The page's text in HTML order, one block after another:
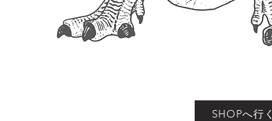
SHOPへ行く